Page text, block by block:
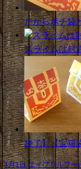
たからポチ袋
スライムは封
終了】【宝箱
4月1日 エイプリルフー